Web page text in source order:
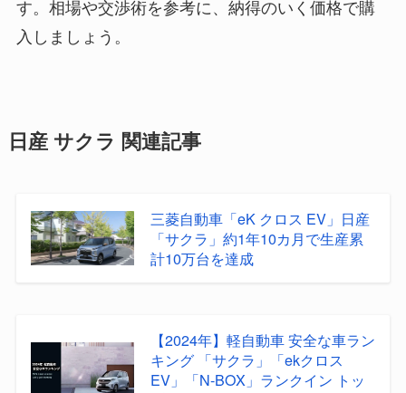
す。相場や交渉術を参考に、納得のいく価格で購
入しましょう。
日産 サクラ 関連記事
三菱自動車「eK クロス EV」日産
「サクラ」約1年10カ月で生産累
計10万台を達成
【2024年】軽自動車 安全な車ラン
キング 「サクラ」「ekクロス
EV」「N-BOX」ランクイン トッ